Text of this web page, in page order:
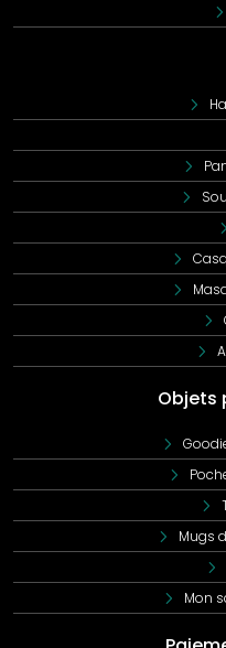
Objets
Mugs
Mon